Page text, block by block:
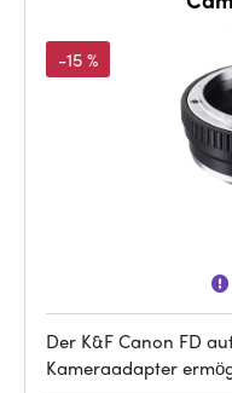
-15 %
Der K&F Canon FD
Kameraadapter